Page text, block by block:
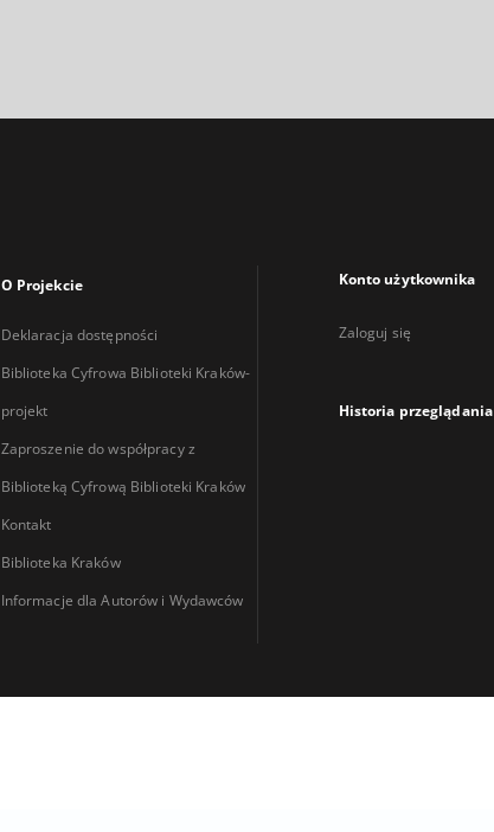
O Projekcie
Deklaracja dostępności
Biblioteka Cyfrowa Biblioteki Kraków-
projekt
Zaproszenie do współpracy z
Biblioteką Cyfrową Biblioteki Kraków
Kontakt
Biblioteka Kraków
Informacje dla Autorów i Wydawców
Konto użytkownika
Zaloguj się
Historia przeglądania